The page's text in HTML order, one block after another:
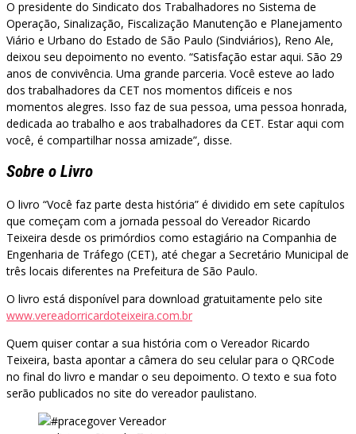
O presidente do Sindicato dos Trabalhadores no Sistema de
Operação, Sinalização, Fiscalização Manutenção e Planejamento
Viário e Urbano do Estado de São Paulo (Sindviários), Reno Ale,
deixou seu depoimento no evento. “Satisfação estar aqui. São 29
anos de convivência. Uma grande parceria. Você esteve ao lado
dos trabalhadores da CET nos momentos difíceis e nos
momentos alegres. Isso faz de sua pessoa, uma pessoa honrada,
dedicada ao trabalho e aos trabalhadores da CET. Estar aqui com
você, é compartilhar nossa amizade”, disse.
Sobre o Livro
O livro “Você faz parte desta história” é dividido em sete capítulos
que começam com a jornada pessoal do Vereador Ricardo
Teixeira desde os primórdios como estagiário na Companhia de
Engenharia de Tráfego (CET), até chegar a Secretário Municipal de
três locais diferentes na Prefeitura de São Paulo.
O livro está disponível para download gratuitamente pelo site
www.vereadorricardoteixeira.com.br
Quem quiser contar a sua história com o Vereador Ricardo
Teixeira, basta apontar a câmera do seu celular para o QRCode
no final do livro e mandar o seu depoimento. O texto e sua foto
serão publicados no site do vereador paulistano.